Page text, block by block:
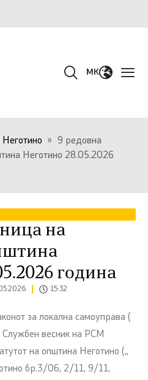
MK
»
9 редовна
Неготино 28.05.2026
на
година
15:32
за локална самоуправа (
весник на РСМ
на општина Неготино (,,
бр.3/06, 2/11, 9/11,